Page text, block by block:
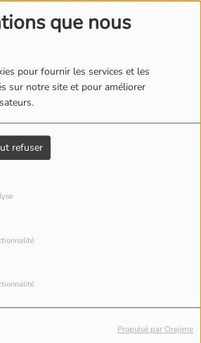
que nous
pour fournir les services et les
sur notre site et pour améliorer
refuser
Propulsé par Orejime
VUES
ou
cliquez
sur
le
un